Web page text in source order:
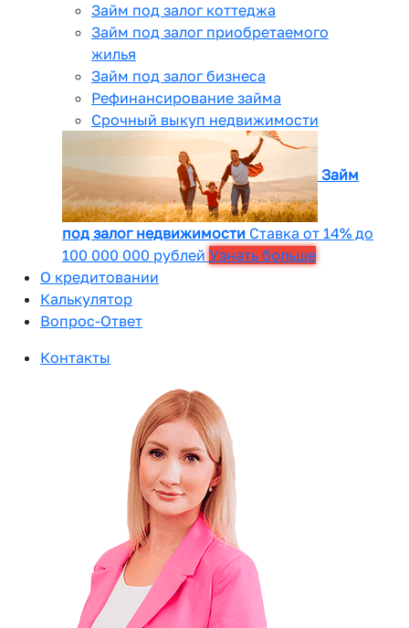
Займ под залог коттеджа
Займ под залог приобретаемого
жилья
Займ под залог бизнеса
Рефинансирование займа
Срочный выкуп недвижимости
Займ
под залог недвижимости Ставка от 14% до
100 000 000 рублей Узнать больше
О кредитовании
Калькулятор
Вопрос-Ответ
Контакты